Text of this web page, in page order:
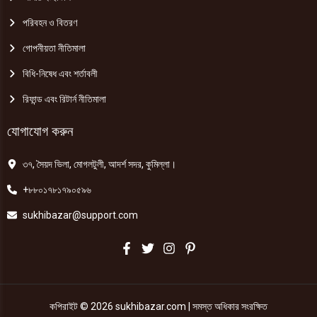
পরিবহন ও বিতরণ
গোপনীয়তা নীতিমালা
বিধি-নিষেধ এবং শর্তাবলী
রিফান্ড এবং রিটার্ন নীতিমালা
যোগাযোগ করুন
৩৭, সৈয়দ ভিলা, মোগলটুলী, আদর্শ সদর, কুমিল্লা।
+৮৮০১৭৮১৭৯০৫৯৬
sukhibazar@support.com
কপিরাইট © 2026 sukhibazar.com | সমস্ত অধিকার সংরক্ষিত